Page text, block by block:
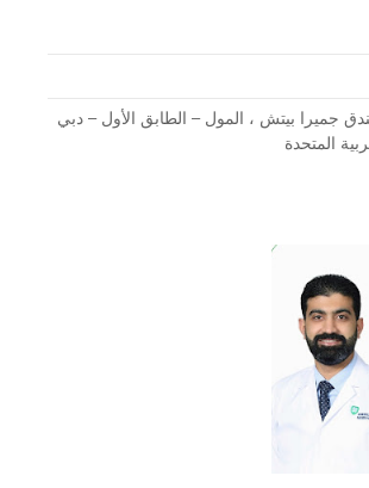
جميرا بيتش ، المول – الطابق الأول – دبي
المتحدة